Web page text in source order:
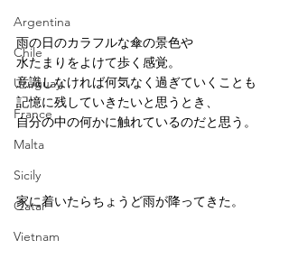
Argentina
Chile
Uruguay
France
Malta
Sicily
Qatar
Vietnam
雨の日のカラフルな傘の景色や
水たまりをよけて歩く感覚。
意識しなければ何気なく過ぎていくことも
記憶に残していきたいと思うとき、
自分の中の何かに触れているのだと思う。
家に着いたらちょうど雨が降ってきた。